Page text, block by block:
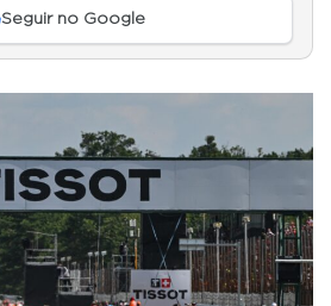
Seguir no Google